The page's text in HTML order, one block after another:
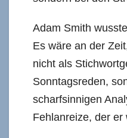
Adam Smith
Es wäre an der
nicht als
Sonntagsreden,
scharfsinnigen
Fehlanreize, der er